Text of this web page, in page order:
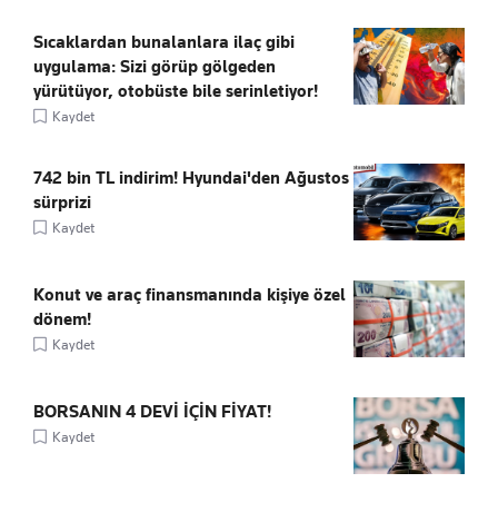
Sıcaklardan bunalanlara ilaç gibi
uygulama: Sizi görüp gölgeden
yürütüyor, otobüste bile serinletiyor!
Kaydet
742 bin TL indirim! Hyundai'den Ağustos
sürprizi
Kaydet
Konut ve araç finansmanında kişiye özel
dönem!
Kaydet
BORSANIN 4 DEVİ İÇİN FİYAT!
Kaydet